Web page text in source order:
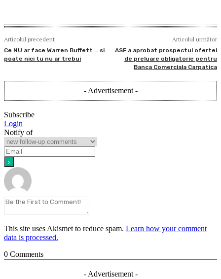
Articolul precedent
Ce NU ar face Warren Buffett … si
poate nici tu nu ar trebui
Articolul următor
ASF a aprobat prospectul ofertei
de preluare obligatorie pentru
Banca Comerciala Carpatica
- Advertisement -
Subscribe
Login
Notify of
This site uses Akismet to reduce spam. Learn how your comment
data is processed.
0 Comments
- Advertisement -